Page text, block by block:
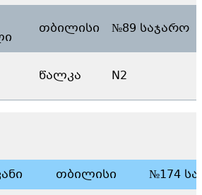
თბილისი №89 საჯარო
წალკა N2
თბილისი №174